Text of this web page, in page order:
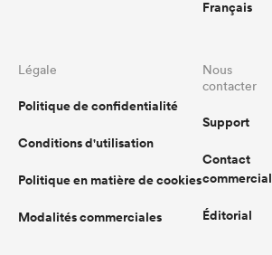
Français
Légale
Politique de confidentialité
Conditions d'utilisation
Politique en matière de cookies
Modalités commerciales
Nous
contacter
Support
Contact
commercial
Éditorial